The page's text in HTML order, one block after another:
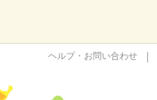
ヘルプ・お問い合わせ